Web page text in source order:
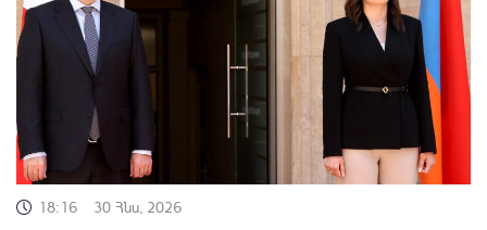
18:16 30 Հնս, 2026